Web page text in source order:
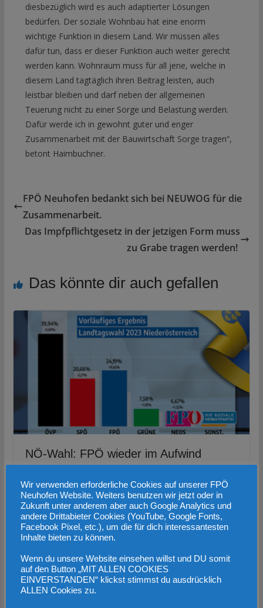
diesbezüglich wird es auch adaptierter Lösungen
bedürfen. Der soziale Wohnbau hat eine enorm
wichtige Funktion in diesem Land. Wir müssen alles
dafür tun, dass er dieser Funktion auch weiter gerecht
werden kann. Wohnraum muss für all jene, welche in
diesem Land tagtäglich ihren Beitrag leisten, auch
leistbar bleiben und darf neben der allgemeinen
Teuerung nicht zu einer Sorge und Belastung werden.
Dafür werde ich in gewohnt guter und enger
Zusammenarbeit mit der Bauwirtschaft Sorge tragen“,
betont Haimbuchner.
FPÖ Neuhofen bedankt sich bei NEUWOG für die
Zusammenarbeit.
Das Impfpflichtgesetz in der jetzigen Form muss
zu Grabe tragen werden!
Das könnte dir auch gefallen
NÖ-Wahl: FPÖ wieder im Aufwind
Wir verwenden erforderliche Cookies auf unserer FPÖ
Neuhofen Website. Weiters benutzen wir jetzt oder in
Zukunft unter anderem aber auch Google Analytics und
andere Drittabieter Cookies (YouTube, Google Fonts,
Facebook Pixel, etc.), um die für dich interessantesten
Inhalte bieten zu können.
Wenn du unsere Website einsehen willst und DU somit
auf den Button „MIT ALLEN COOKIES
EINVERSTANDEN“ klickst stimmst du ausdrücklich
ALLEN Cookies zu.